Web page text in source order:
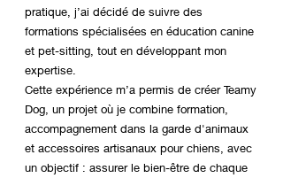
pratique, j’ai décidé de suivre des
formations spécialisées en éducation canine
et pet-sitting, tout en développant mon
expertise.
Cette expérience m’a permis de créer Teamy
Dog, un projet où je combine formation,
accompagnement dans la garde d'animaux
et accessoires artisanaux pour chiens, avec
un objectif : assurer le bien-être de chaque